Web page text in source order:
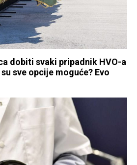
dobiti svaki pripadnik HVO-a
sve opcije moguće? Evo